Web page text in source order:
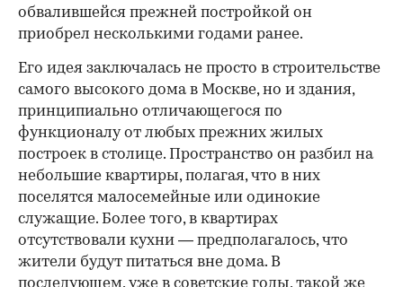
обвалившейся прежней постройкой он
приобрел несколькими годами ранее.
Его идея заключалась не просто в строительстве
самого высокого дома в Москве, но и здания,
принципиально отличающегося по
функционалу от любых прежних жилых
построек в столице. Пространство он разбил на
небольшие квартиры, полагая, что в них
поселятся малосемейные или одинокие
служащие. Более того, в квартирах
отсутствовали кухни — предполагалось, что
жители будут питаться вне дома. В
последующем, уже в советские годы, такой же